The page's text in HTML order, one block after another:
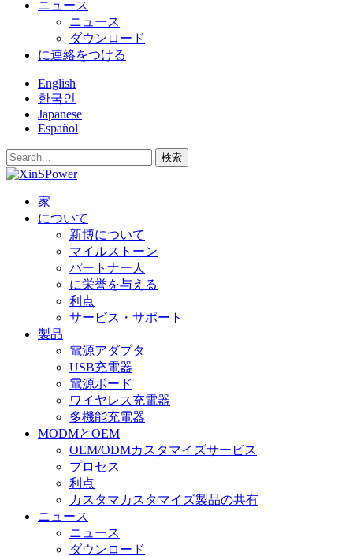
ニュース
ニュース
ダウンロード
に連絡をつける
English
한국인
Japanese
Español
検索
家
について
新博について
マイルストーン
パートナー人
に栄誉を与える
利点
サービス・サポート
製品
電源アダプタ
USB充電器
電源ボード
ワイヤレス充電器
多機能充電器
MODMとOEM
OEM/ODMカスタマイズサービス
プロセス
利点
カスタマカスタマイズ製品の共有
ニュース
ニュース
ダウンロード